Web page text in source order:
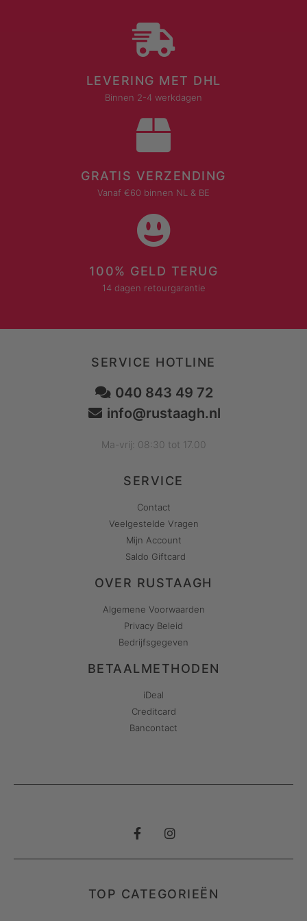
LEVERING MET DHL
Binnen 2-4 werkdagen
GRATIS VERZENDING
Vanaf €60 binnen NL & BE
100% GELD TERUG
14 dagen retourgarantie
SERVICE HOTLINE
040 843 49 72
info@rustaagh.nl
Ma-vrij: 08:30 tot 17.00
SERVICE
Contact
Veelgestelde Vragen
Mijn Account
Saldo Giftcard
OVER RUSTAAGH
Algemene Voorwaarden
Privacy Beleid
Bedrijfsgegeven
BETAALMETHODEN
iDeal
Creditcard
Bancontact
TOP CATEGORIEËN